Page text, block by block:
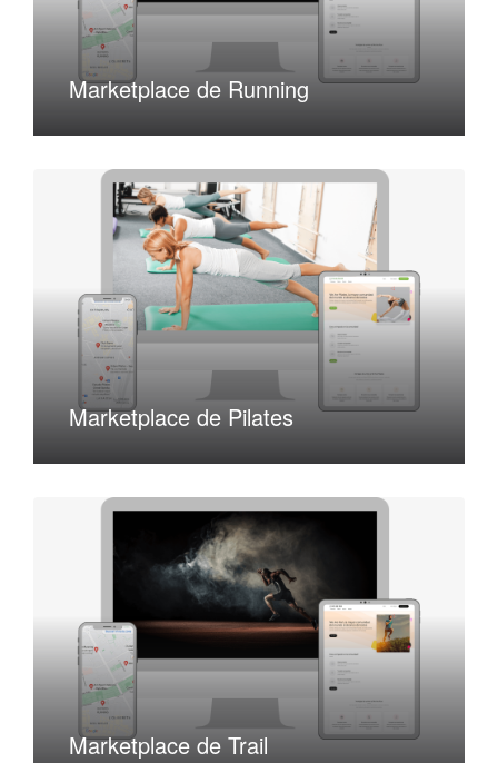
Marketplace de Running
Marketplace de Pilates
Marketplace de Trail